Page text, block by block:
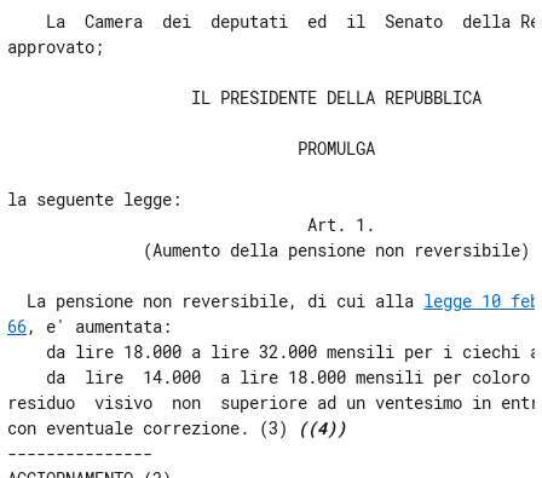
17
18
22
Allegati
Tabella A
Tabella A
La  Camera  dei  deputati  ed  il  Senato  della
approvato;
                   IL PRESIDENTE DELLA REPUBBLICA
                              PROMULGA
la seguente legge:
                               Art. 1.
              (Aumento della pensione non reversibile)
  La pensione non reversibile, di cui alla
legge 10
66, e' aumentata:
da lire 18.000 a lire 32.000 mensili per i ciechi
da  lire  14.000  a lire 18.000 mensili per coloro
residuo  visivo  non  superiore ad un ventesimo in
con eventuale correzione. (3)
((4))
---------------